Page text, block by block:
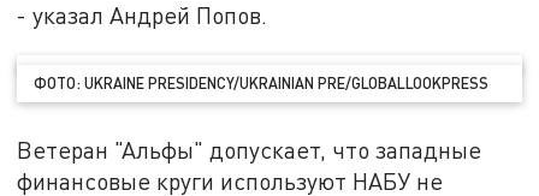
- указал Андрей Попов.
ФОТО: UKRAINE PRESIDENCY/UKRAINIAN PRE/GLOBALLOOKPRESS
Ветеран "Альфы" допускает, что западные
финансовые круги используют НАБУ не